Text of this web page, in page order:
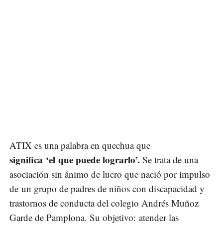
ATIX es una palabra en quechua que
significa ‘el que puede lograrlo’. Se trata de una
asociación sin ánimo de lucro que nació por impulso
de un grupo de padres de niños con discapacidad y
trastornos de conducta del colegio Andrés Muñoz
Garde de Pamplona. Su objetivo: atender las